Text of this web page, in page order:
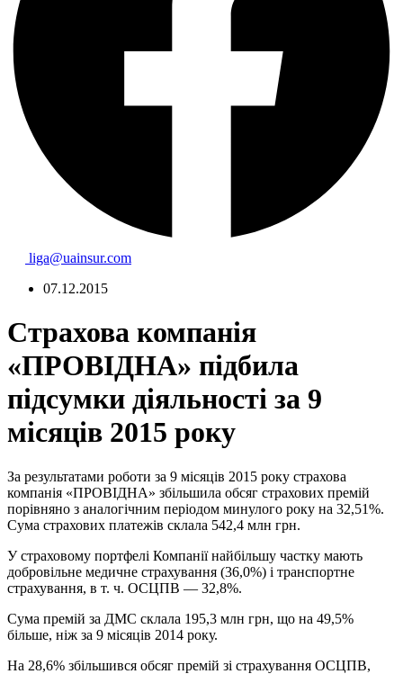
liga@uainsur.com
07.12.2015
Страхова компанія
«ПРОВІДНА» підбила
підсумки діяльності за 9
місяців 2015 року
За результатами роботи за 9 місяців 2015 року страхова
компанія «ПРОВІДНА» збільшила обсяг страхових премій
порівняно з аналогічним періодом минулого року на 32,51%.
Сума страхових платежів склала 542,4 млн грн.
У страховому портфелі Компанії найбільшу частку мають
добровільне медичне страхування (36,0%) і транспортне
страхування, в т. ч. ОСЦПВ — 32,8%.
Сума премій за ДМС склала 195,3 млн грн, що на 49,5%
більше, ніж за 9 місяців 2014 року.
На 28,6% збільшився обсяг премій зі страхування ОСЦПВ,